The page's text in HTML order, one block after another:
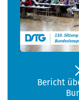
Bericht